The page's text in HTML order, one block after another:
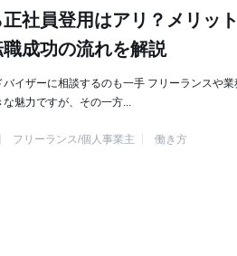
社員登用はアリ？メリッ
成功の流れを解説
イザーに相談するのも一手 フリーランスや業
魅力ですが、その一方...
フリーランス/個人事業主
働き方